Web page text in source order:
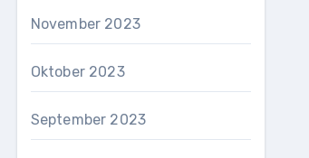
November 2023
Oktober 2023
September 2023